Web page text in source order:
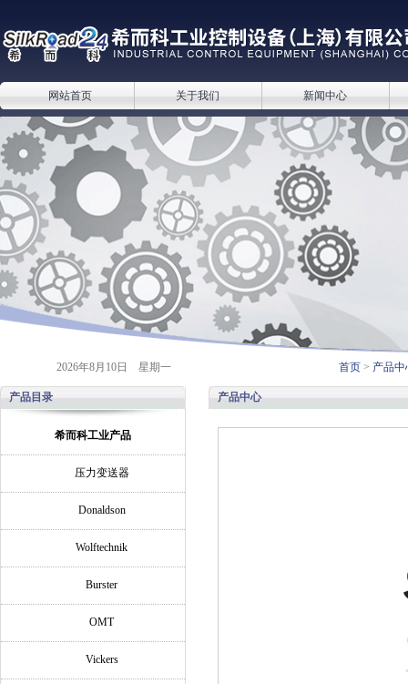
网站首页 关于我们 新闻中心
2026年8月10日 星期一 首页 > 产品中
产品目录
希而科工业产品
压力变送器
Donaldson
Wolftechnik
Burster
OMT
Vickers
产品中心